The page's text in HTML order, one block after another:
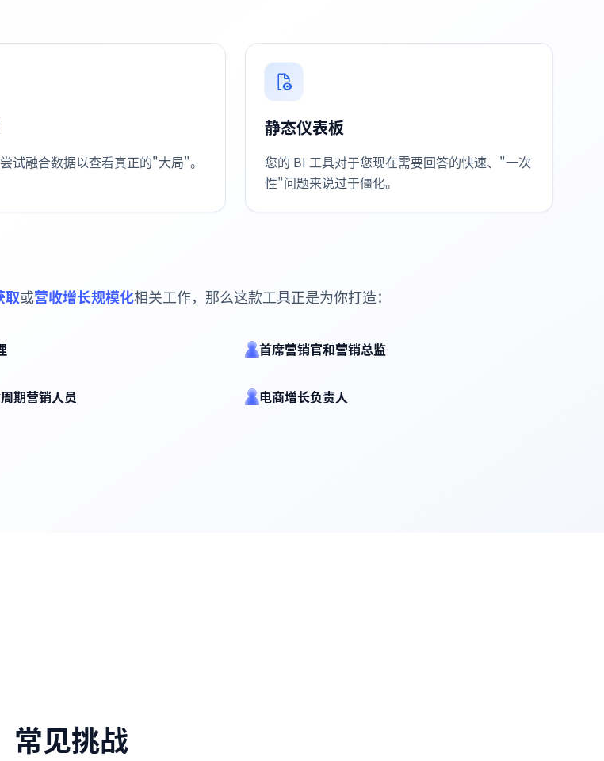
试融合数据以查看真正的"大局"。
静态仪表板
您的 BI 工具对于您现在需要回答的快速、"一次
性"问题来说过于僵化。
取或营收增长规模化相关工作，那么这款工具正是为你打造：
首席营销官和营销总监
期营销人员 电商增长负责人
常见挑战